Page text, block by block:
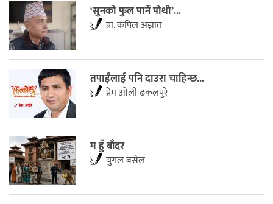
‘सुनको फुल पार्ने पोथी’...
प्रा. कपिल अज्ञात
तपाईंलाई पनि दाउरा चाहिन्छ...
प्रेम ओली ढकलपुरे
म हुँ बाँदर
युगल बसेल